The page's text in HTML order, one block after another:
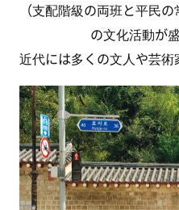
（支配階級の両班と平民
の文化活動が
近代には多くの文人や芸術